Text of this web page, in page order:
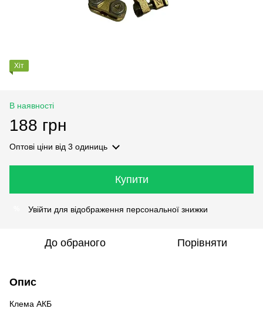
Хіт
В наявності
188 грн
Оптові ціни від 3 одиниць
Купити
Увійти для відображення персональної знижки
До обраного Порівняти
Опис
Клема АКБ